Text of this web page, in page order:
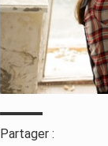
Partager :